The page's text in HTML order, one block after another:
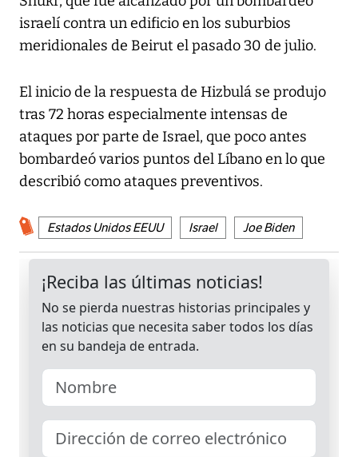
israelí contra un edificio en los suburbios
meridionales de Beirut el pasado 30 de julio.
El inicio de la respuesta de Hizbulá se produjo
tras 72 horas especialmente intensas de
ataques por parte de Israel, que poco antes
bombardeó varios puntos del Líbano en lo que
describió como ataques preventivos.
Estados Unidos EEUU Israel Joe Biden